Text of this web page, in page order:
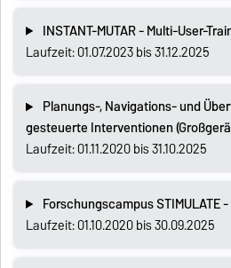
INSTANT-MUTAR - Multi-User-
Laufzeit: 01.07.2023 bis 31.12.2025
Planungs-, Navigations- und
gesteuerte Interventionen
Laufzeit: 01.11.2020 bis 31.10.2025
Forschungscampus STIMULATE
Laufzeit: 01.10.2020 bis 30.09.2025